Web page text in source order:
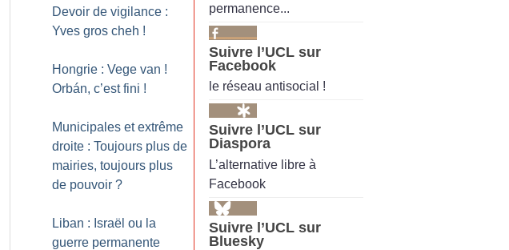
Devoir de vigilance :
Yves gros cheh !
Hongrie : Vege van !
Orbán, c’est fini !
Municipales et extrême
droite : Toujours plus de
mairies, toujours plus
de pouvoir ?
Liban : Israël ou la
guerre permanente
permanence...
Suivre l’UCL sur
Facebook
le réseau antisocial !
Suivre l’UCL sur
Diaspora
L’alternative libre à
Facebook
Suivre l’UCL sur
Bluesky